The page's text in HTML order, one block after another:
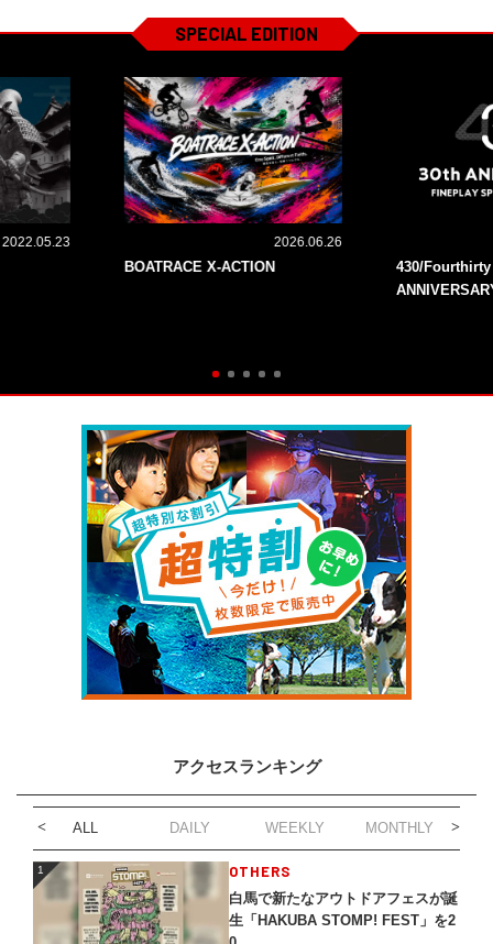
SPECIAL EDITION
2022.05.23 2026.06.26
BOATRACE X-ACTION
430/
アクセスランキング
ALL DAILY WEEKLY MONTHLY
1 OTHERS
白馬で新たなアウトドアフェスが誕
生「HAKUBA STOMP! FEST」を2